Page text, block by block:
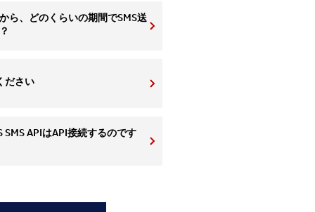
ら、どのくらいの期間でSMS送
ださい
APIはAPI接続するのです